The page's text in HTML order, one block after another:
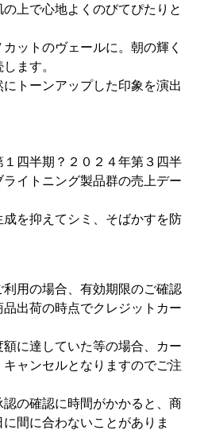
上で心地よくのびてぴたりと
ットのヴェールに。朝の輝く
ます。
トーンアップした印象を演出
四半期？２０２４年第３四半
イトニング製品群の売上デー
を抑えてシミ、そばかすを防
用の場合、有効期限のご確認
出荷の時点でクレジットカー
に達していた等の場合、カー
キャンセルとなりますのでご注
の確認に時間がかかると、商
間に合わないことがありま